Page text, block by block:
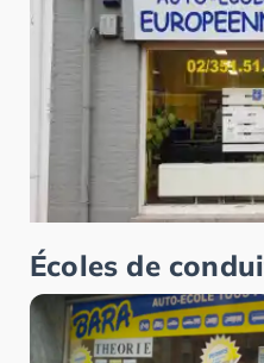
Écoles de